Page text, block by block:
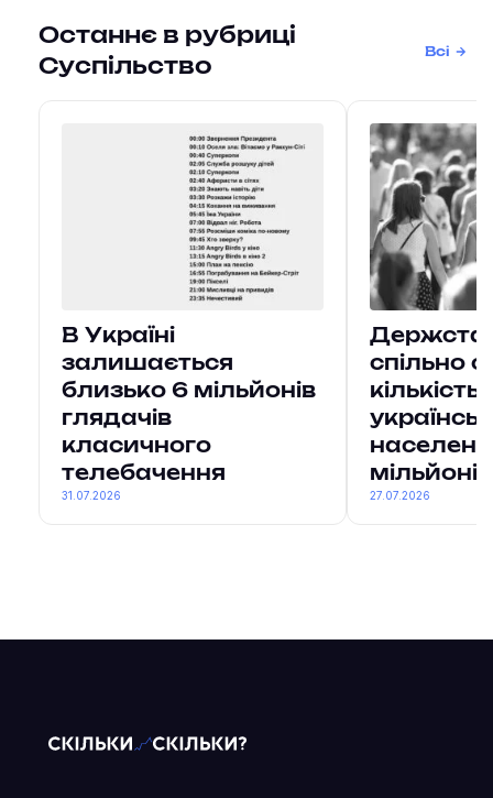
Останнє в рубриці
Суспільство
Всі
В Україні
залишається
близько 6 мільйонів
глядачів
класичного
телебачення
31.07.2026
Держстат
спільно
кількість
мільйонів
27.07.2026